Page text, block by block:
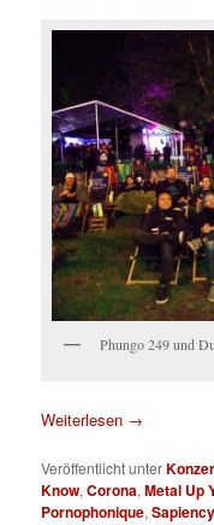
Phungo 249 und
Weiterlesen →
Veröffentlicht unter
Know,Corona,Metal Up
Pornophonique,Sapiency